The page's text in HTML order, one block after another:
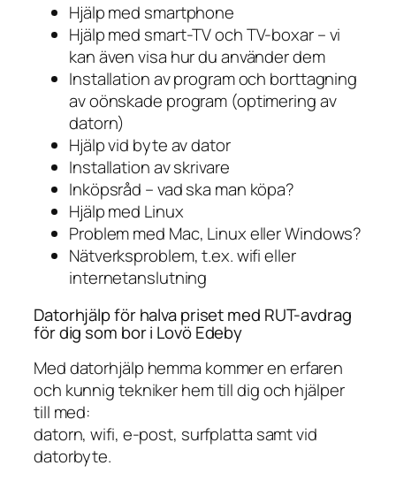
Hjälp med smartphone
Hjälp med smart-TV och TV-boxar – vi
kan även visa hur du använder dem
Installation av program och borttagning
av oönskade program (optimering av
datorn)
Hjälp vid byte av dator
Installation av skrivare
Inköpsråd – vad ska man köpa?
Hjälp med Linux
Problem med Mac, Linux eller Windows?
Nätverksproblem, t.ex. wifi eller
internetanslutning
Datorhjälp för halva priset med RUT-avdrag
för dig som bor i Lovö Edeby
Med datorhjälp hemma kommer en erfaren
och kunnig tekniker hem till dig och hjälper
till med:
datorn, wifi, e-post, surfplatta samt vid
datorbyte.